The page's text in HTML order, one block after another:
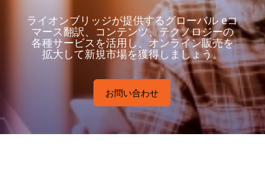
ライオンブリッジが提供するグローバル eコ
マース翻訳、コンテンツ、テクノロジーの
各種サービスを活用し、オンライン販売を
拡大して新規市場を獲得しましょう。
お問い合わせ